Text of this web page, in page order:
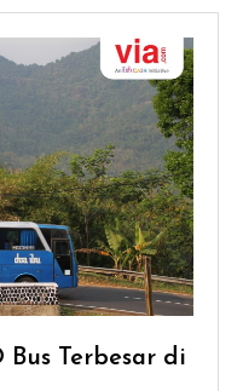
Terbesar di